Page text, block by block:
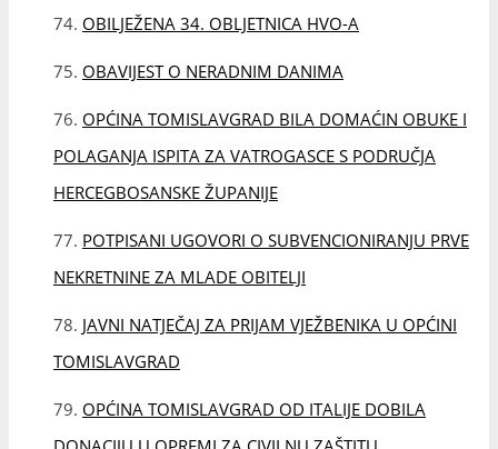
TOMISLAVGRAD
OPĆINA TOMISLAVGRAD OD ITALIJE DOBILA
DONACIJU U OPREMI ZA CIVILNU ZAŠTITU
U AKADEMSKOJ 2025./2026. GODINI
SPREME ZA 2026. GODINU
JAVNOM KOMUNALNOM PODUZEĆU